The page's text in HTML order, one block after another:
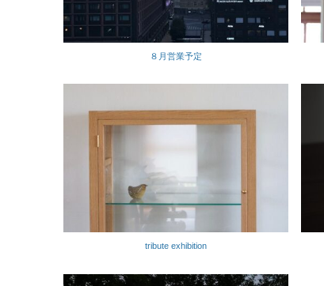
８月営業予定
tribute exhibition